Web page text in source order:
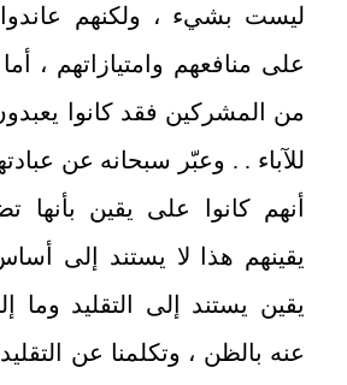
ليست بشيء ، ولكنهم
على منافعهم وامتيازاتهم ، أما
من المشركين فقد كانوا يعبدون
للآباء . . وعبّر سبحانه عن
أنهم كانوا على يقين بأنها
يقينهم هذا لا يستند إلى
يقين يستند إلى التقليد وما